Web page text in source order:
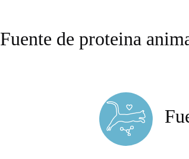
Fuente de proteina